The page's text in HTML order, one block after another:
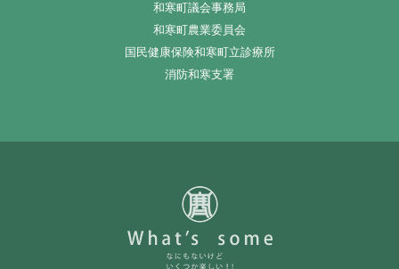
和寒町議会事務局
和寒町農業委員会
国民健康保険和寒町立診療所
消防和寒支署